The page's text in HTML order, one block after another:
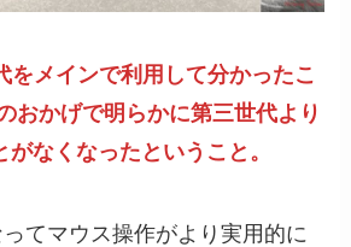
をメインで利用して分かったこ
おかげで明らかに第三世代より
なくなったということ。
てマウス操作がより実用的に